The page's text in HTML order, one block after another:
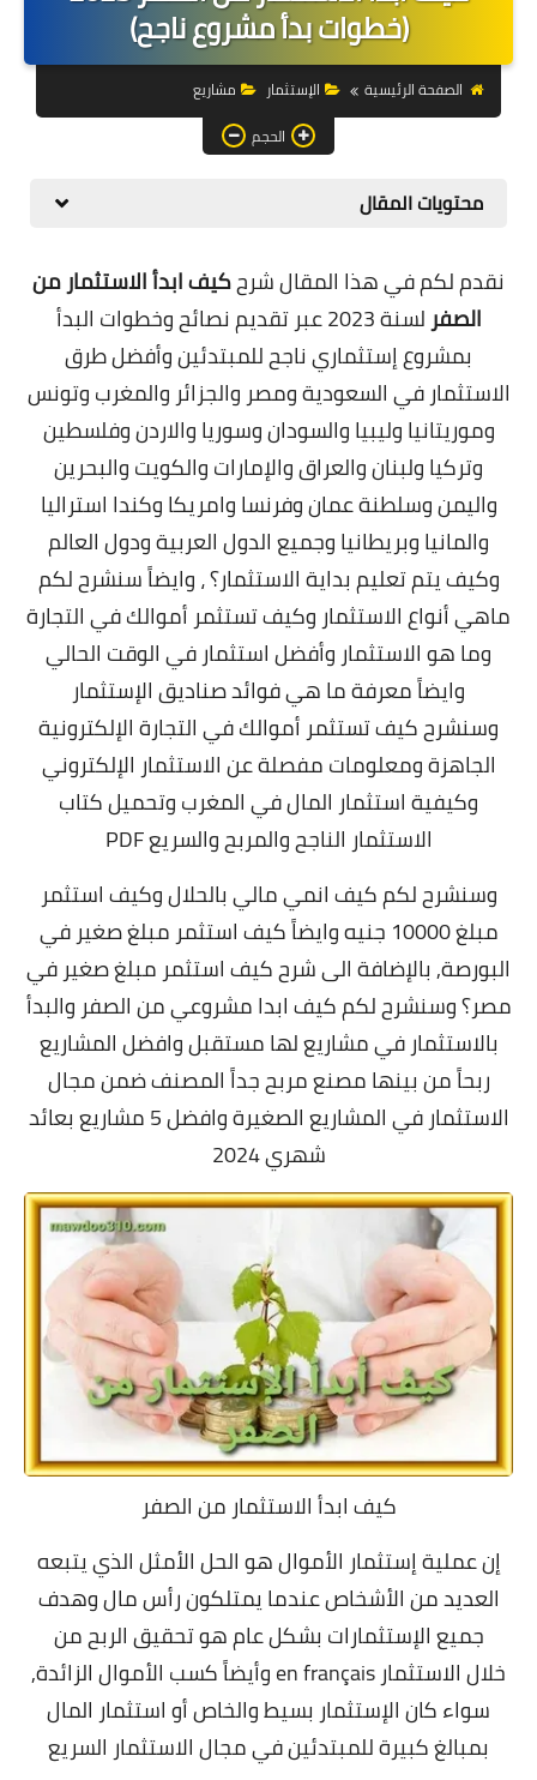
التجارة الالكترونية
التسويق
التداول
الهاتف
المواقع
زيادة متابعين
العملات المشفرة
الاستثمار
(خطوات بدأ مشروع ناجح)
الصفحة الرئيسية الإستثمار
مشاريع
الحجم
محتويات المقال
نقدم لكم في هذا المقال شرحكيف ابدأ الاستثمار من
الصفر
لسنة 2023 عبر تقديم نصائح وخطوات البدأ
بمشروع إستثماري ناجح للمبتدئين وأفضل طرق
الاستثمار في السعودية ومصر والجزائر والمغرب وتونس
وموريتانيا وليبيا والسودان وسوريا والاردن وفلسطين
وتركيا ولبنان والعراق والإمارات والكويت والبحرين
واليمن وسلطنة عمان وفرنسا وامريكا وكندا استراليا
والمانيا وبريطانيا وجميع الدول العربية ودول العالم
وكيف يتم تعليم بداية الاستثمار؟، وايضاً سنشرح لكم
ماهي أنواع الاستثمار وكيف تستثمر أموالك في التجارة
وما هو الاستثمار وأفضل استثمار في الوقت الحالي
وايضاً معرفة ما هي فوائد صناديق الإستثمار
وسنشرحكيف تستثمر أموالك في التجارة الإلكترونية
الجاهزةومعلومات مفصلة عن الاستثمار الإلكتروني
وكيفية استثمار المال في المغرب وتحميل كتاب
الاستثمار الناجح والمربح والسريع PDF
وسنشرح لكم كيف انمي مالي بالحلال وكيف استثمر
مبلغ 10000 جنيه وايضاً كيف استثمر مبلغ صغير في
البورصة, بالإضافة الى شرح كيف استثمر مبلغ صغير في
مصر؟ وسنشرح لكمكيف ابدا مشروعي من الصفر والبدأ
بالاستثمار في مشاريع لها مستقبل وافضل المشاريع
ربحاً من بينها مصنع مربح جداً المصنف ضمن مجال
الاستثمار في المشاريع الصغيرة وافضل 5 مشاريع بعائد
شهري 2024
كيف ابدأ الاستثمار من الصفر
إن عملية إستثمار الأموال هو الحل الأمثل الذي يتبعه
العديد من الأشخاص عندما يمتلكون رأس مال وهدف
جميع الإستثمارات بشكل عام هو تحقيق الربح من
خلال الاستثمار en français وأيضاً كسب الأموال الزائدة,
سواء كان الإستثمار بسيط والخاص أو استثمار المال
بمبالغ كبيرة للمبتدئين في مجال الاستثمار السريع